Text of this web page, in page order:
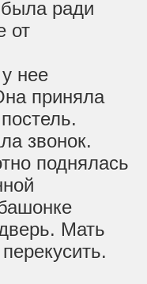
ради
от
нее
приняла
звонок.
поднялась
Мать